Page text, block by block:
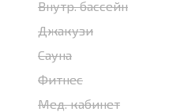
Внутр. бассейн
Джакузи
Сауна
Фитнес
Мед. кабинет